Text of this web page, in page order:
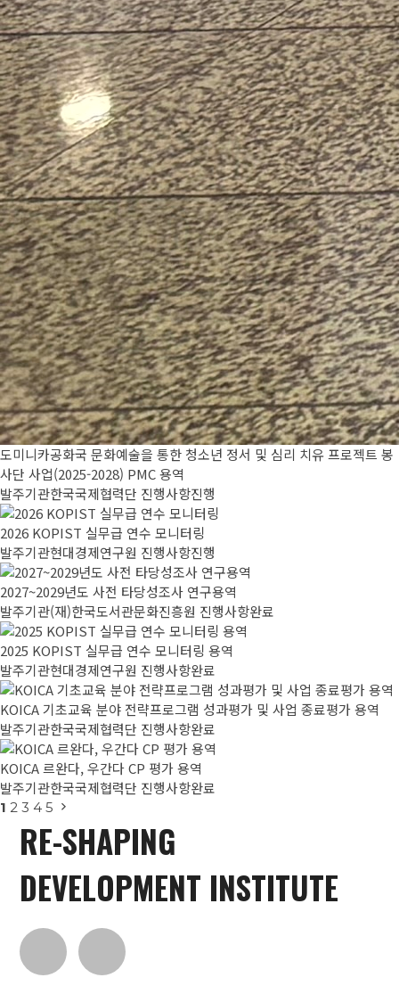
도미니카공화국 문화예술을 통한 청소년 정서 및 심리 치유 프로젝트 봉
사단 사업(2025-2028) PMC 용역
발주기관한국국제협력단 진행사항진행
2026 KOPIST 실무급 연수 모니터링
발주기관현대경제연구원 진행사항진행
2027~2029년도 사전 타당성조사 연구용역
발주기관(재)한국도서관문화진흥원 진행사항완료
2025 KOPIST 실무급 연수 모니터링 용역
발주기관현대경제연구원 진행사항완료
KOICA 기초교육 분야 전략프로그램 성과평가 및 사업 종료평가 용역
발주기관한국국제협력단 진행사항완료
KOICA 르완다, 우간다 CP 평가 용역
발주기관한국국제협력단 진행사항완료
1 2 3 4 5
RE-SHAPING
DEVELOPMENT INSTITUTE